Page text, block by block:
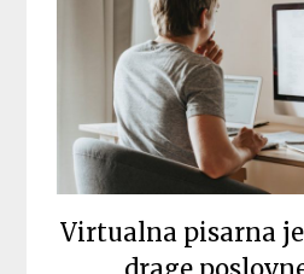
Virtualna pisarna